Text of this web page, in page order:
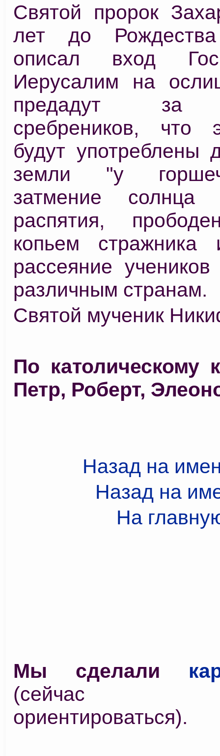
Святой пророк
лет до
описал вход
Иерусалим на
предадут за
сребреников, что
будут употреблены
земли "у
затмение
распятия,
копьем стражника
рассеяние
различным странам.
Святой мученик
По католическому
Петр, Роберт,
Назад на
Назад на
На
Мы сделали
(сейчас
ориентироваться).